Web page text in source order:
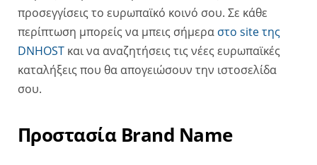
προσεγγίσεις το ευρωπαϊκό κοινό σου. Σε κάθε
περίπτωση μπορείς να μπεις σήμερα στο site της
DNHOST και να αναζητήσεις τις νέες ευρωπαϊκές
καταλήξεις που θα απογειώσουν την ιστοσελίδα
σου.
Προστασία Brand Name